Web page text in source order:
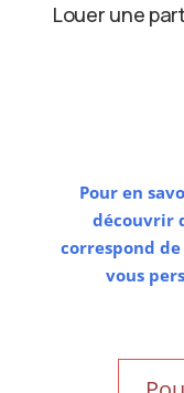
Louer une
Pour en
découvrir
correspond
vous